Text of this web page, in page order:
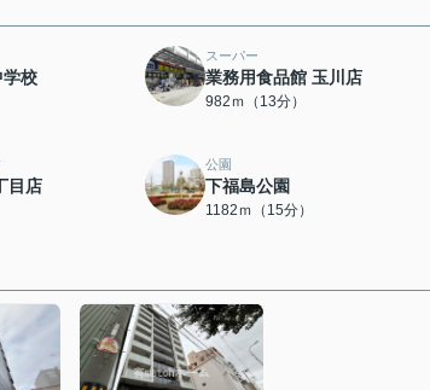
学校
スーパー
業務用食品館 玉川店
982ｍ（13分）
目店
公園
下福島公園
1182ｍ（15分）